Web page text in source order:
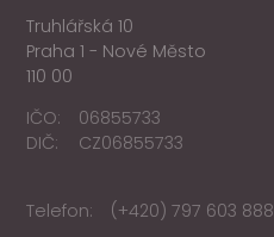
Truhlářská 10
Praha 1 - Nové Město
110 00
IČO:
06855733
DIČ:
CZ06855733
Telefon: (+420) 797 603 888